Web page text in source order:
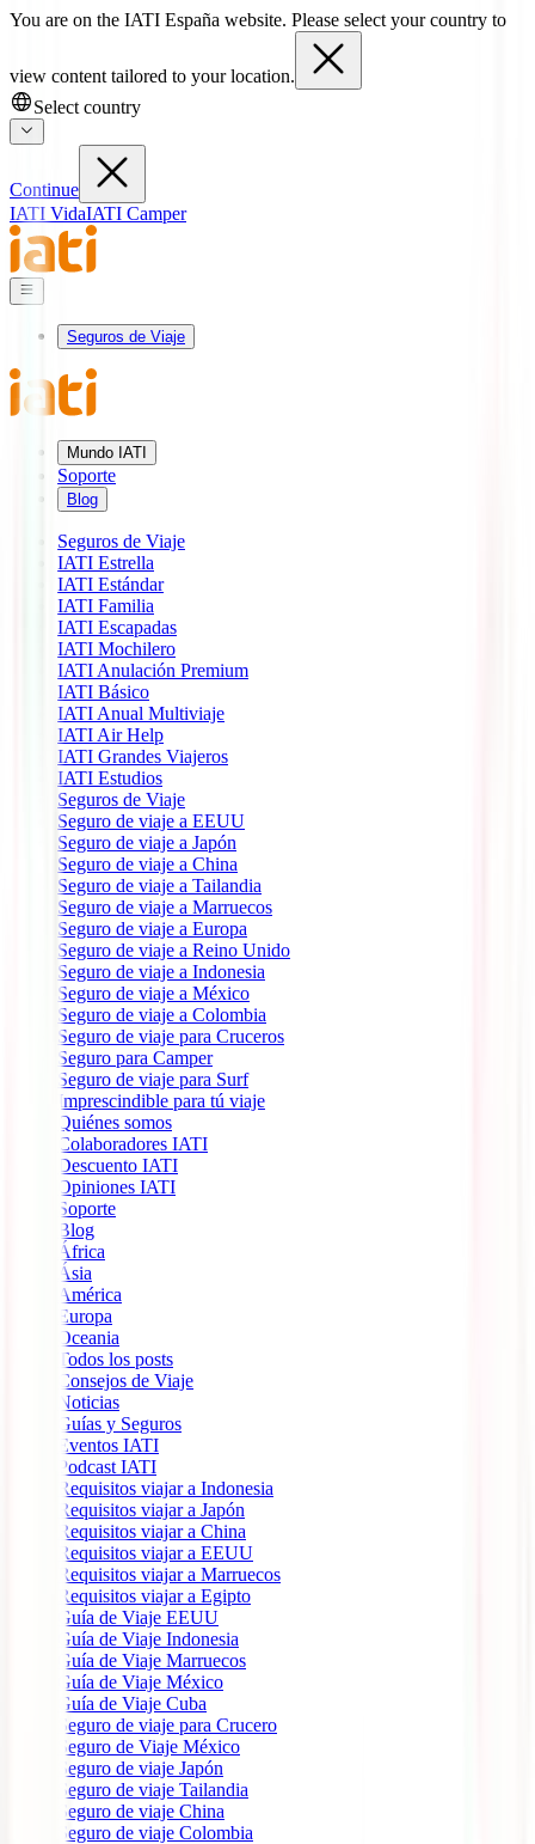
You are on the IATI España website. Please select your country to
view content tailored to your location.
Select country
Continue
IATI VidaIATI Camper
Seguros de Viaje
Mundo IATI
Soporte
Blog
Seguros de Viaje
IATI Estrella
IATI Estándar
IATI Familia
IATI Escapadas
IATI Mochilero
IATI Anulación Premium
IATI Básico
IATI Anual Multiviaje
IATI Air Help
IATI Grandes Viajeros
IATI Estudios
Seguros de Viaje
Seguro de viaje a EEUU
Seguro de viaje a Japón
Seguro de viaje a China
Seguro de viaje a Tailandia
Seguro de viaje a Marruecos
Seguro de viaje a Europa
Seguro de viaje a Reino Unido
Seguro de viaje a Indonesia
Seguro de viaje a México
Seguro de viaje a Colombia
Seguro de viaje para Cruceros
Seguro para Camper
Seguro de viaje para Surf
Imprescindible para tú viaje
Quiénes somos
Colaboradores IATI
Descuento IATI
Opiniones IATI
Soporte
Blog
África
Ásia
América
Europa
Oceania
Todos los posts
Consejos de Viaje
Noticias
Guías y Seguros
Eventos IATI
Podcast IATI
Requisitos viajar a Indonesia
Requisitos viajar a Japón
Requisitos viajar a China
Requisitos viajar a EEUU
Requisitos viajar a Marruecos
Requisitos viajar a Egipto
Guía de Viaje EEUU
Guía de Viaje Indonesia
Guía de Viaje Marruecos
Guía de Viaje México
Guía de Viaje Cuba
Seguro de viaje para Crucero
Seguro de Viaje México
Seguro de viaje Japón
Seguro de viaje Tailandia
Seguro de viaje China
Seguro de viaje Colombia